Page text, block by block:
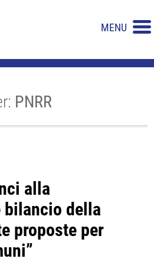
MENU
PNRR
alla
bilancio della
proposte per